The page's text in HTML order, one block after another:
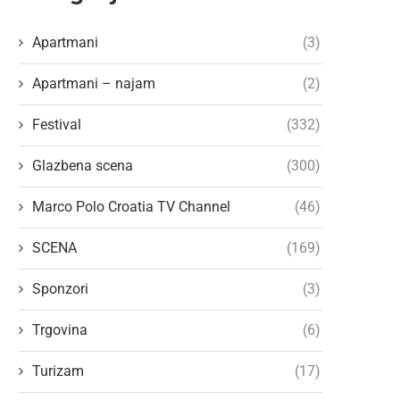
Apartmani (3)
Apartmani – najam (2)
Festival (332)
Glazbena scena (300)
Marco Polo Croatia TV Channel (46)
SCENA (169)
Sponzori (3)
Trgovina (6)
Turizam (17)